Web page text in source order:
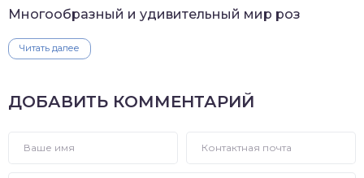
Многообразный и удивительный мир роз
Читать далее
ДОБАВИТЬ КОММЕНТАРИЙ